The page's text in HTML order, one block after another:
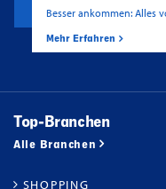
Besser ankommen: Alles
Mehr Erfahren
Top-Branchen
Alle Branchen
SHOPPING